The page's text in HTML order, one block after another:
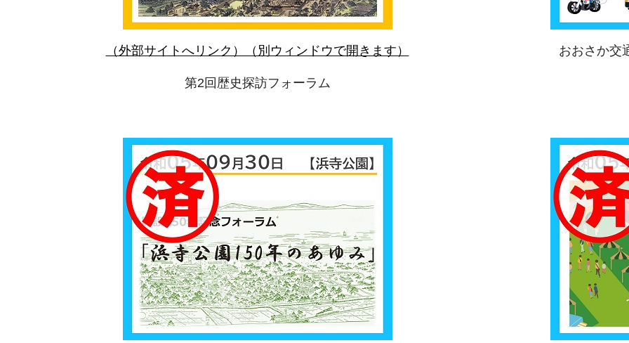
（外部サイトへリンク）（別ウィンドウで開きます）
第2回歴史探訪フォーラム
おおさか交